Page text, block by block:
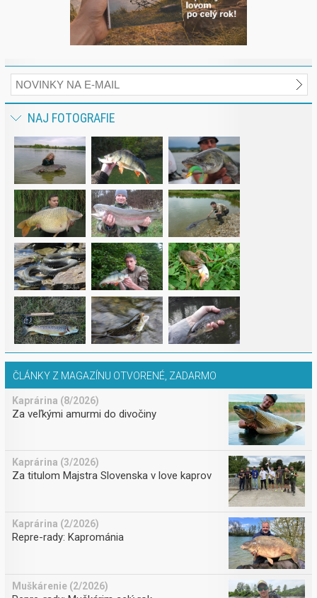
NAJ FOTOGRAFIE
ČLÁNKY Z MAGAZÍNU OTVORENÉ, ZADARMO
Kaprárina (8/2026)
Za veľkými amurmi do divočiny
Kaprárina (3/2026)
Za titulom Majstra Slovenska v love kaprov
Kaprárina (2/2026)
Repre-rady: Kaprománia
Muškárenie (2/2026)